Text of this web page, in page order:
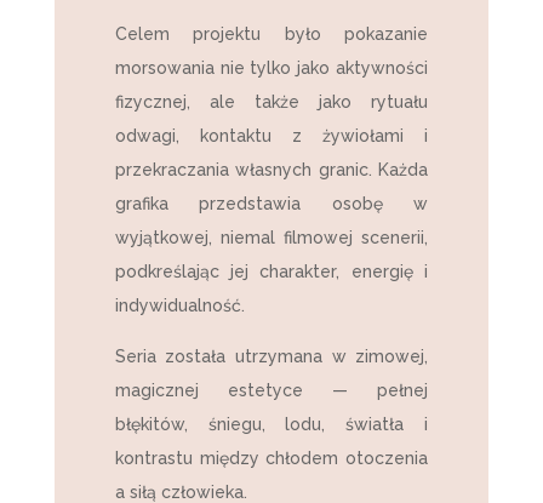
Celem projektu było pokazanie
morsowania nie tylko jako aktywności
fizycznej, ale także jako rytuału
odwagi, kontaktu z żywiołami i
przekraczania własnych granic. Każda
grafika przedstawia osobę w
wyjątkowej, niemal filmowej scenerii,
podkreślając jej charakter, energię i
indywidualność.
Seria została utrzymana w zimowej,
magicznej estetyce — pełnej
błękitów, śniegu, lodu, światła i
kontrastu między chłodem otoczenia
a siłą człowieka.